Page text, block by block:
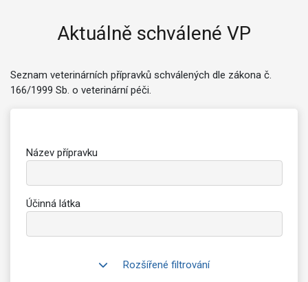
Aktuálně schválené VP
Seznam veterinárních přípravků schválených dle zákona č.
166/1999 Sb. o veterinární péči.
Název přípravku
Účinná látka
Rozšířené filtrování